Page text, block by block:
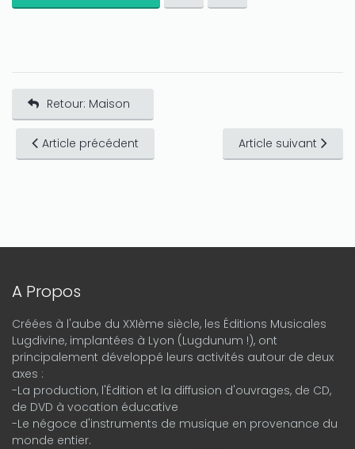
Retour: Maison
Article précédent Article suivant
A Propos
Créées à l'aube du XXIème siècle, les Éditions Musicales
Lugdivine, implantées à Lyon (Lugdunum !), ont
principalement développé leurs activités autour de deux
axes :
-La production, l'Édition et la diffusion d'ouvrages, de CD,
de DVD à vocation éducative
-Le négoce d'instruments de musique en provenance du
monde entier.